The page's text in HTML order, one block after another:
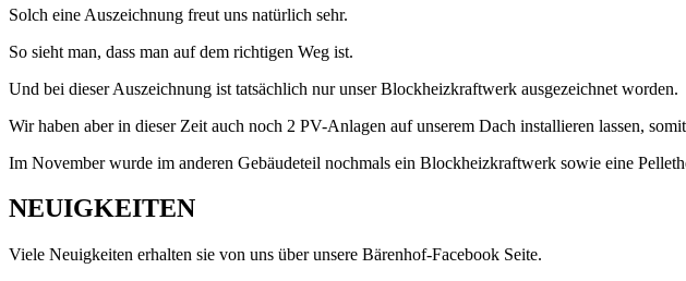
Solch eine Auszeichnung freut uns natürlich sehr.
So sieht man, dass man auf dem richtigen Weg ist.
Und bei dieser Auszeichnung ist tatsächlich nur unser Blockheizkraftwerk ausgezeichnet worden.
Wir haben aber in dieser Zeit auch noch 2 PV-Anlagen auf unserem Dach installieren lassen,
Im November wurde im anderen Gebäudeteil nochmals ein Blockheizkraftwerk sowie eine
NEUIGKEITEN
Viele Neuigkeiten erhalten sie von uns über unsere Bärenhof-Facebook Seite.